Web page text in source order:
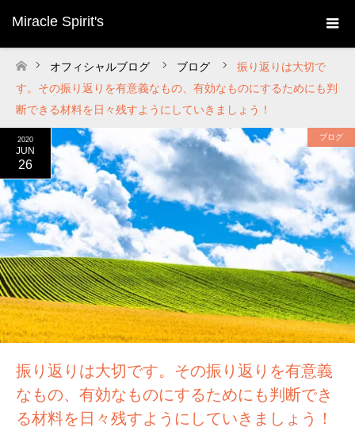
Miracle Spirit's
ホーム
オフィシャルブログ ブログ
振り返りは大切で
す。その振り返りを有意義なもの、有効なものにするためにも判
断できる材料を日々残すようにしていきましょう！
2020
JUN
26
ブログ
振り返りは大切です。その振り返りを有意義
なもの、有効なものにするためにも判断でき
る材料を日々残すようにしていきましょう！